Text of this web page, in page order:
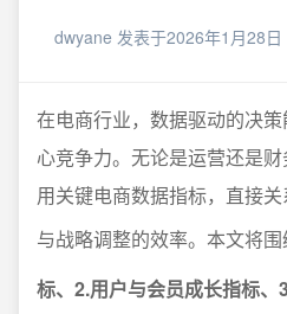
dwyane 发表于2026年1月28日
在电商行业，数据驱动的决
心竞争力。无论是运营还是
用关键电商数据指标，直接
与战略调整的效率。本文将围
标、2.用户与会员成长指标、